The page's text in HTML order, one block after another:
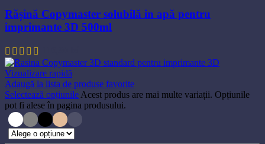
Rășină Copymaster solubilă in apă pentru
imprimante 3D 500ml
Vizualizare rapidă
Adaugă la lista de produse favorite
Selectează opțiunileAcest produs are mai multe variații. Opțiunile
pot fi alese în pagina produsului.